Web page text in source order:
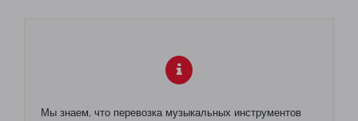
Мы знаем, что перевозка музыкальных инструментов